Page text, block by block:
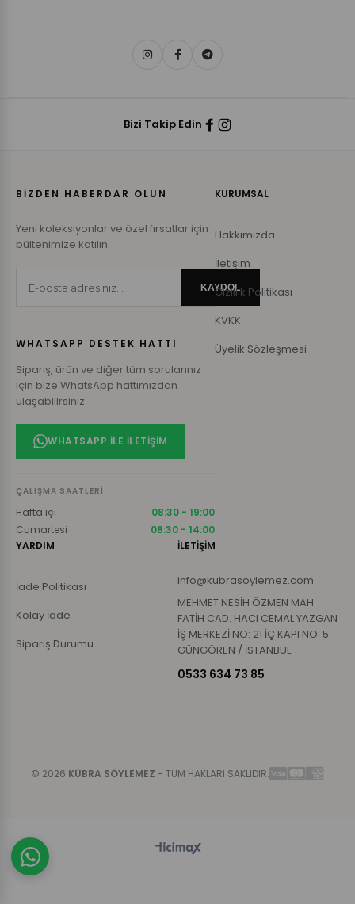
Bizi Takip Edin
BİZDEN HABERDAR OLUN
Yeni koleksiyonlar ve özel fırsatlar için
bültenimize katılın.
KAYDOL
WHATSAPP DESTEK HATTI
Sipariş, ürün ve diğer tüm sorularınız
için bize WhatsApp hattımızdan
ulaşabilirsiniz.
WHATSAPP ILE İLETIŞIM
ÇALIŞMA SAATLERI
Hafta içi
08:30 - 19:00
Cumartesi
08:30 - 14:00
KURUMSAL
Hakkımızda
İletişim
Gizlilik Politikası
KVKK
Üyelik Sözleşmesi
YARDIM
İade Politikası
Kolay İade
Sipariş Durumu
İLETİŞİM
info@kubrasoylemez.com
MEHMET NESİH ÖZMEN MAH.
FATİH CAD. HACI CEMAL YAZGAN
İŞ MERKEZİ NO: 21 İÇ KAPI NO: 5
GÜNGÖREN / İSTANBUL
0533 634 73 85
© 2026 KÜBRA SÖYLEMEZ - TÜM HAKLARI SAKLIDIR.